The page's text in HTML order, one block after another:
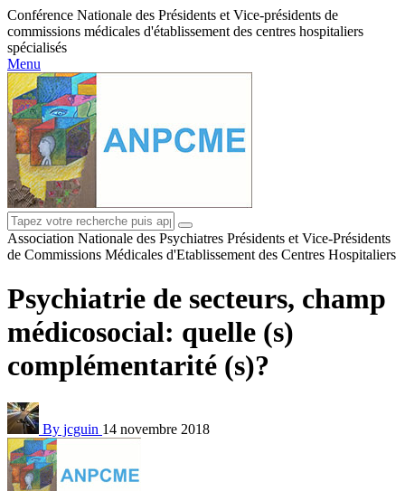
Conférence Nationale des Présidents et Vice-présidents de
commissions médicales d'établissement des centres hospitaliers
spécialisés
Menu
Association Nationale des Psychiatres Présidents et Vice-Présidents
de Commissions Médicales d'Etablissement des Centres Hospitaliers
Psychiatrie de secteurs, champ
médicosocial: quelle (s)
complémentarité (s)?
By jcguin 14 novembre 2018